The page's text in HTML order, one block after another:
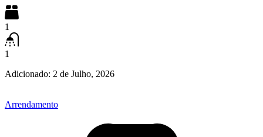
1
1
Adicionado: 2 de Julho, 2026
Arrendamento